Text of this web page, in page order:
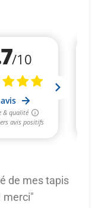
de mes tapis
merci"